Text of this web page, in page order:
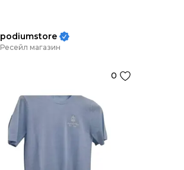
podiumstore
Ресейл магазин
0